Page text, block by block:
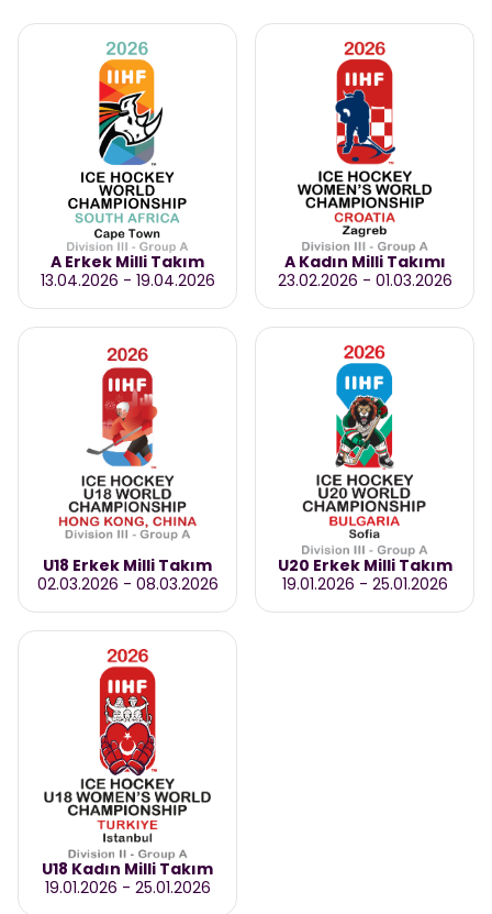
A Erkek Milli Takım
13.04.2026 - 19.04.2026
A Kadın Milli Takımı
23.02.2026 - 01.03.2026
U18 Erkek Milli Takım
02.03.2026 - 08.03.2026
U20 Erkek Milli Takım
19.01.2026 - 25.01.2026
U18 Kadın Milli Takım
19.01.2026 - 25.01.2026